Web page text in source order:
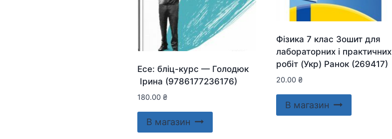
Есе: бліц-курс — Голодюк
Ірина (9786177236176)
180.00 ₴
В магазин
Фізика 7 клас Зошит для
лабораторних і практичних
робіт (Укр) Ранок (269417)
20.00 ₴
В магазин